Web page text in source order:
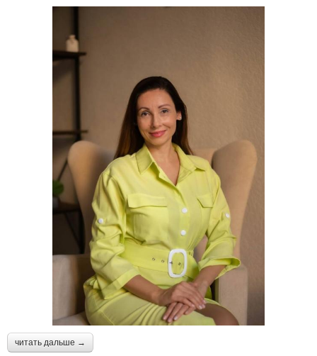
читать дальше →